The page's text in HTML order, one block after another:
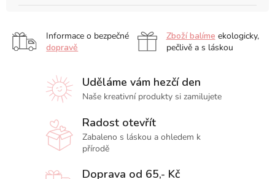
Informace o bezpečné
dopravě
Zboží balíme ekologicky,
pečlivě a s láskou
Uděláme vám hezčí den
Naše kreativní produkty si zamilujete
Radost otevřít
Zabaleno s láskou a ohledem k
přírodě
Doprava od 65,- Kč